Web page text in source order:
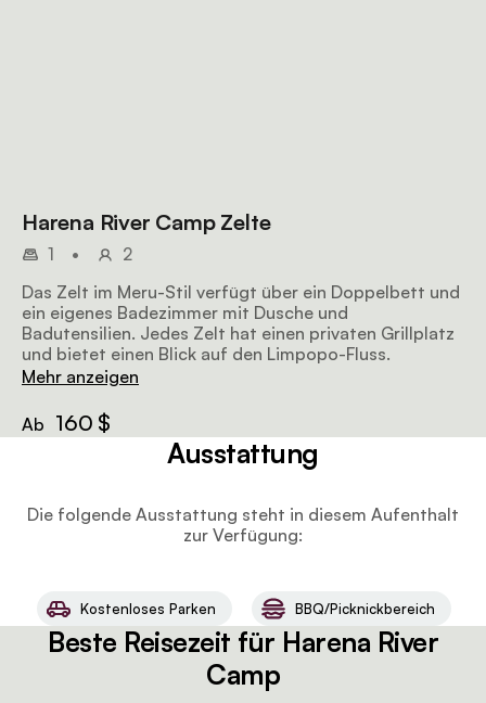
Harena River Camp Zelte
1 •
2
Das Zelt im Meru-Stil verfügt über ein Doppelbett und
ein eigenes Badezimmer mit Dusche und
Badutensilien. Jedes Zelt hat einen privaten Grillplatz
und bietet einen Blick auf den Limpopo-Fluss.
Mehr anzeigen
Ab 160 $
Ausstattung
Die folgende Ausstattung steht in diesem Aufenthalt
zur Verfügung:
Kostenloses Parken BBQ/Picknickbereich
Beste Reisezeit für Harena River
Camp